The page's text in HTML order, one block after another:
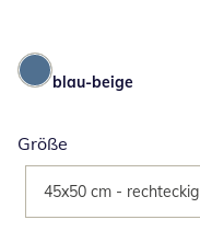
blau-beige
Größe
45x50 cm - rechteckig